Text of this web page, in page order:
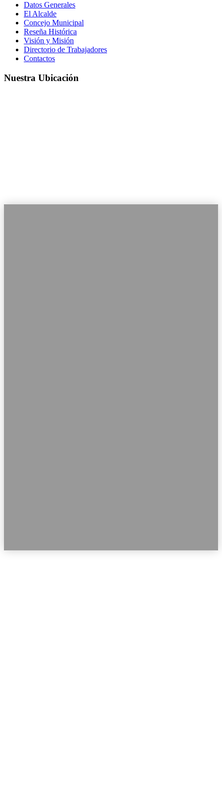
Datos Generales
El Alcalde
Concejo Municipal
Reseña Histórica
Visión y Misión
Directorio de Trabajadores
Contactos
Nuestra Ubicación